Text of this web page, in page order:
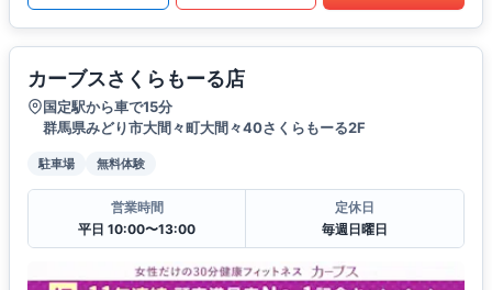
カーブスさくらもーる店
国定駅から車で15分
群馬県みどり市大間々町大間々40さくらもーる2F
駐車場 無料体験
営業時間
平日 10:00〜13:00
定休日
毎週日曜日